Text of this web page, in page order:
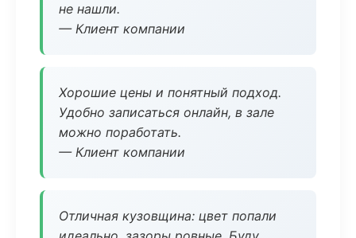
не нашли.
— Клиент компании
Хорошие цены и понятный подход.
Удобно записаться онлайн, в зале
можно поработать.
— Клиент компании
Отличная кузовщина: цвет попали